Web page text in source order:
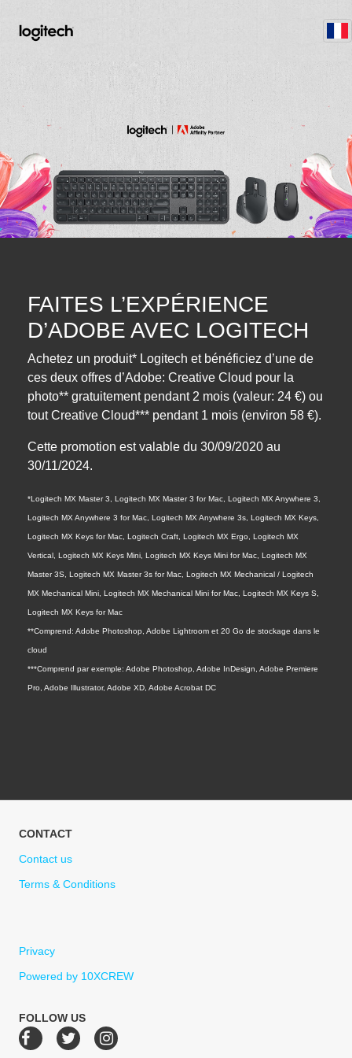
FAITES L’EXPÉRIENCE
D’ADOBE AVEC LOGITECH
Achetez un produit* Logitech et bénéficiez d’une de
ces deux offres d’Adobe: Creative Cloud pour la
photo** gratuitement pendant 2 mois (valeur: 24 €) ou
tout Creative Cloud*** pendant 1 mois (environ 58 €).
Cette promotion est valable du 30/09/2020 au
30/11/2024.
*Logitech MX Master 3, Logitech MX Master 3 for Mac, Logitech MX Anywhere 3,
Logitech MX Anywhere 3 for Mac, Logitech MX Anywhere 3s, Logitech MX Keys,
Logitech MX Keys for Mac, Logitech Craft, Logitech MX Ergo, Logitech MX
Vertical, Logitech MX Keys Mini, Logitech MX Keys Mini for Mac, Logitech MX
Master 3S, Logitech MX Master 3s for Mac, Logitech MX Mechanical / Logitech
MX Mechanical Mini, Logitech MX Mechanical Mini for Mac, Logitech MX Keys S,
Logitech MX Keys for Mac
**Comprend: Adobe Photoshop, Adobe Lightroom et 20 Go de stockage dans le
cloud
***Comprend par exemple: Adobe Photoshop, Adobe InDesign, Adobe Premiere
Pro, Adobe Illustrator, Adobe XD, Adobe Acrobat DC
CONTACT
Contact us
Terms & Conditions
Privacy
Powered by 10XCREW
FOLLOW US